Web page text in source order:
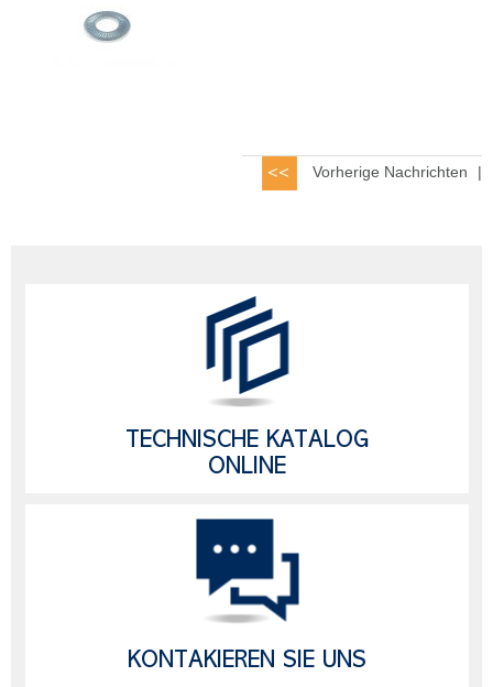
Vorherige Nachrichten |
TECHNISCHE KATALOG
ONLINE
KONTAKIEREN SIE UNS